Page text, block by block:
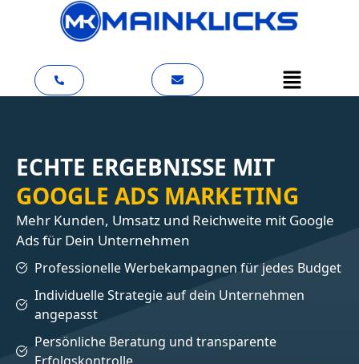
ECHTE ERGEBNISSE MIT
GOOGLE ADS MARKETING
Mehr Kunden, Umsatz und Reichweite mit Google
Ads für Dein Unternehmen
Professionelle Werbekampagnen für jedes Budget
Individuelle Strategie auf dein Unternehmen
angepasst
Persönliche Beratung und transparente